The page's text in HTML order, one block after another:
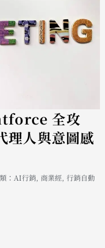
全攻
理人與意圖感
： AI行銷, 商業經, 行銷自動